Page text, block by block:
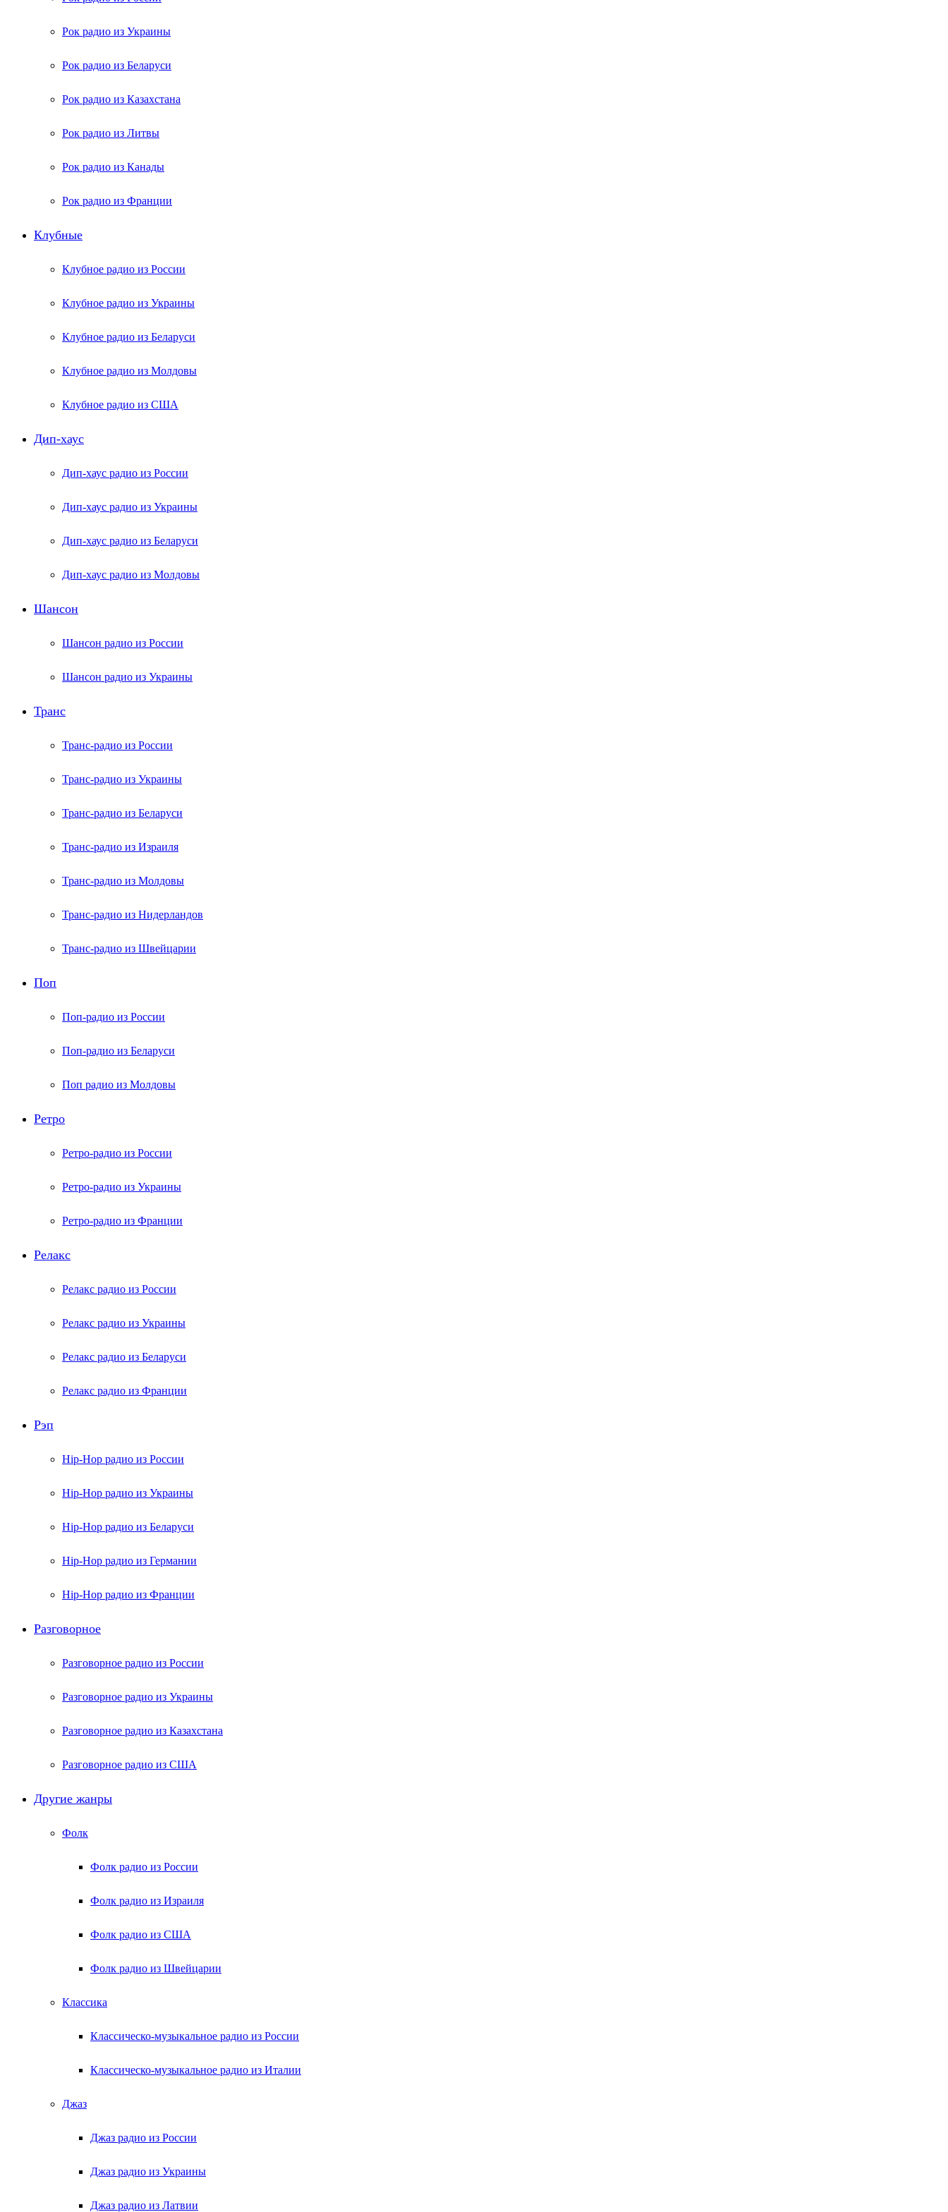
Рок радио из Украины
Рок радио из Беларуси
Рок радио из Казахстана
Рок радио из Литвы
Рок радио из Канады
Рок радио из Франции
Клубные
Клубное радио из России
Клубное радио из Украины
Клубное радио из Беларуси
Клубное радио из Молдовы
Клубное радио из США
Дип-хаус
Дип-хаус радио из России
Дип-хаус радио из Украины
Дип-хаус радио из Беларуси
Дип-хаус радио из Молдовы
Шансон
Шансон радио из России
Шансон радио из Украины
Транс
Транс-радио из России
Транс-радио из Украины
Транс-радио из Беларуси
Транс-радио из Израиля
Транс-радио из Молдовы
Транс-радио из Нидерландов
Транс-радио из Швейцарии
Поп
Поп-радио из России
Поп-радио из Беларуси
Поп радио из Молдовы
Ретро
Ретро-радио из России
Ретро-радио из Украины
Ретро-радио из Франции
Релакс
Релакс радио из России
Релакс радио из Украины
Релакс радио из Беларуси
Релакс радио из Франции
Рэп
Hip-Hop радио из России
Hip-Hop радио из Украины
Hip-Hop радио из Беларуси
Hip-Hop радио из Германии
Hip-Hop радио из Франции
Разговорное
Разговорное радио из России
Разговорное радио из Украины
Разговорное радио из Казахстана
Разговорное радио из США
Другие жанры
Фолк
Фолк радио из России
Фолк радио из Израиля
Фолк радио из США
Фолк радио из Швейцарии
Классика
Классическо-музыкальное радио из России
Классическо-музыкальное радио из Италии
Джаз
Джаз радио из России
Джаз радио из Украины
Джаз радио из Латвии